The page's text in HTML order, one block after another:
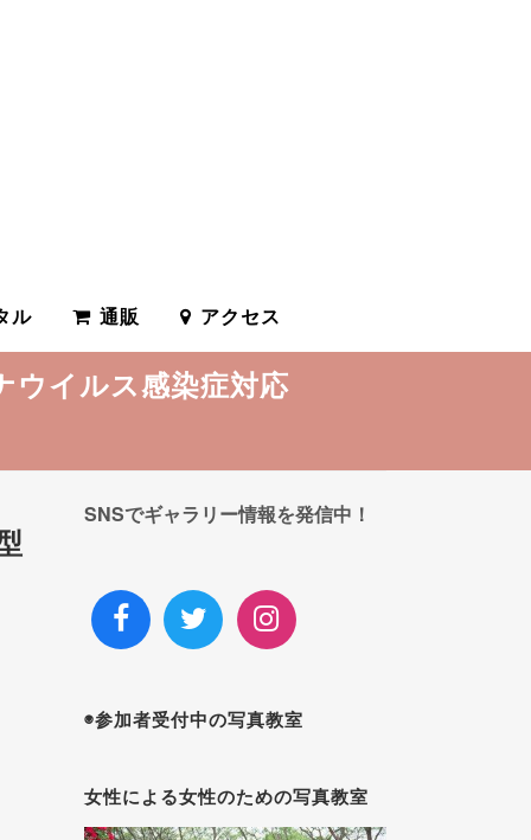
ル 通販 アクセス
ウイルス感染症対応
SNSでギャラリー情報を発信中！
◉参加者受付中の写真教室
女性による女性のための写真教室